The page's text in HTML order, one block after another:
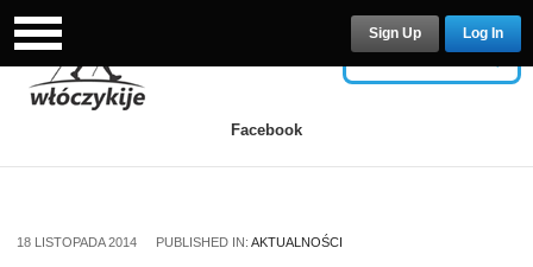
Facebook
Log In
Sign Up
18 LISTOPADA 2014 PUBLISHED IN: AKTUALNOŚCI